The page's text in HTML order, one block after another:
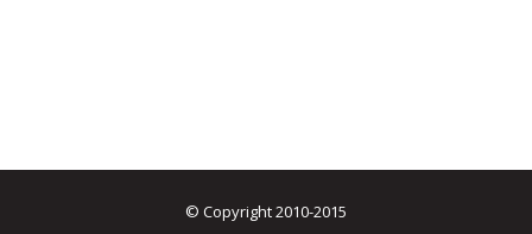
© Copyright 2010-2015